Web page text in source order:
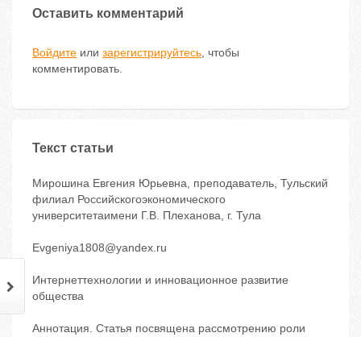
Оставить комментарий
Войдите или зарегистрируйтесь, чтобы
комментировать.
Текст статьи
Мирошина Евгения Юрьевна, преподаватель, Тульский
филиал Российскогоэкономического
университетаимени Г.В. Плеханова, г. Тула
Evgeniya1808@yandex.ru
Интернеттехнологии и инновационное развитие
общества
Аннотация. Статья посвящена рассмотрению роли